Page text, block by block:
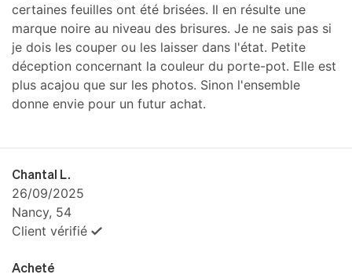
certaines feuilles ont été brisées. Il en résulte une
marque noire au niveau des brisures. Je ne sais pas si
je dois les couper ou les laisser dans l'état. Petite
déception concernant la couleur du porte-pot. Elle est
plus acajou que sur les photos. Sinon l'ensemble
donne envie pour un futur achat.
Chantal L.
26/09/2025
Nancy, 54
Client vérifié
Acheté